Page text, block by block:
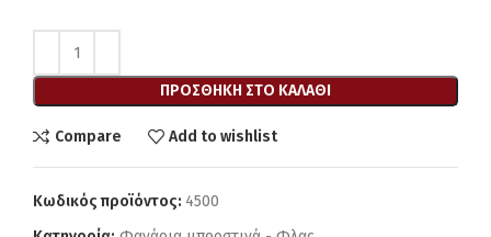
ΠΡΟΣΘΉΚΗ ΣΤΟ ΚΑΛΆΘΙ
Compare Add to wishlist
Κωδικός προϊόντος: 4500